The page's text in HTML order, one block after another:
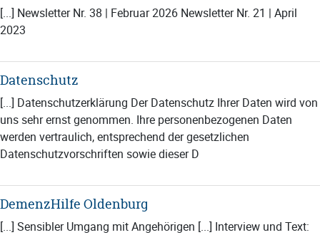
[...] Newsletter Nr. 38 | Februar 2026 Newsletter Nr. 21 | April
2023
Datenschutz
[...] Datenschutzerklärung Der Datenschutz Ihrer Daten wird von
uns sehr ernst genommen. Ihre personenbezogenen Daten
werden vertraulich, entsprechend der gesetzlichen
Datenschutzvorschriften sowie dieser D
DemenzHilfe Oldenburg
[...] Sensibler Umgang mit Angehörigen [...] Interview und Text: